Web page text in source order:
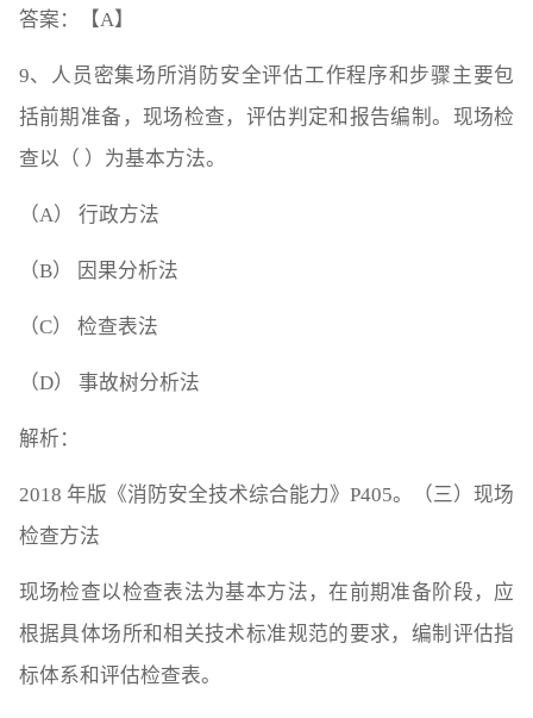
答案：【A】
9、人员密集场所消防安全评估工作程序和步骤主要包
括前期准备，现场检查，评估判定和报告编制。现场检
查以（ ）为基本方法。
（A） 行政方法
（B） 因果分析法
（C） 检查表法
（D） 事故树分析法
解析：
2018 年版《消防安全技术综合能力》P405。（三）现场
检查方法
现场检查以检查表法为基本方法，在前期准备阶段，应
根据具体场所和相关技术标准规范的要求，编制评估指
标体系和评估检查表。